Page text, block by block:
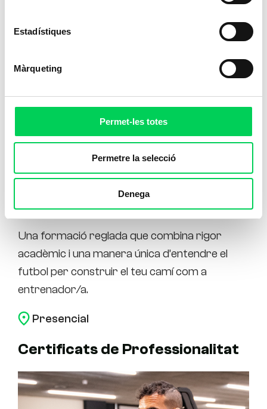
Estadístiques
Màrqueting
Permet-les totes
Permetre la selecció
Denega
Tècnic de Futbol Nivell I i II
Una formació reglada que combina rigor
acadèmic i una manera única d’entendre el
futbol per construir el teu camí com a
entrenador/a.
Presencial
Certificats de Professionalitat